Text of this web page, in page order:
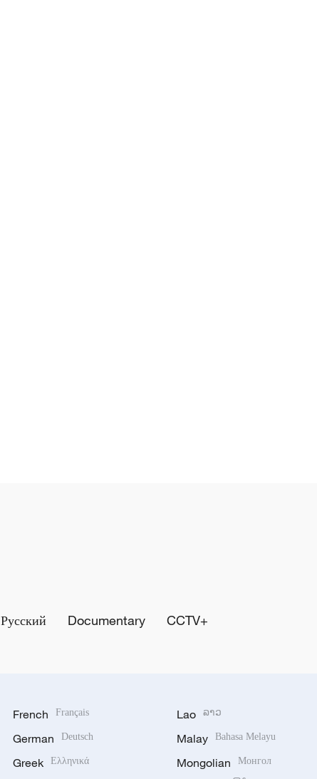
Русский Documentary CCTV+
French Français
German Deutsch
Greek Ελληνικά
Lao ລາວ
Malay Bahasa Melayu
Mongolian Монгол